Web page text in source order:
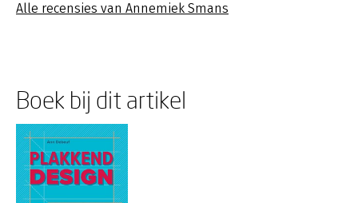
Alle recensies van Annemiek Smans
Boek bij dit artikel